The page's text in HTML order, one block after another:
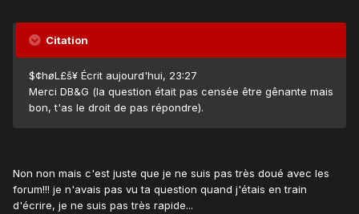
Citation
$¢høL£š¥ Écrit aujourd'hui, 23:27
Merci DB&G (la question était pas censée être gênante mais
bon, t'as le droit de pas répondre).
Non non mais c'est juste que je ne suis pas très doué avec les
forum!!! je n'avais pas vu ta question quand j'étais en train
d'écrire, je ne suis pas très rapide...